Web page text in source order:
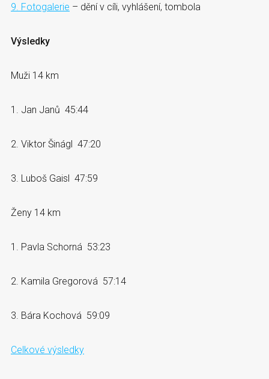
9. Fotogalerie – dění v cíli, vyhlášení, tombola
Výsledky
Muži 14 km
1. Jan Janů 45:44
2. Viktor Šinágl 47:20
3. Luboš Gaisl 47:59
Ženy 14 km
1. Pavla Schorná 53:23
2. Kamila Gregorová 57:14
3. Bára Kochová 59:09
Celkové výsledky